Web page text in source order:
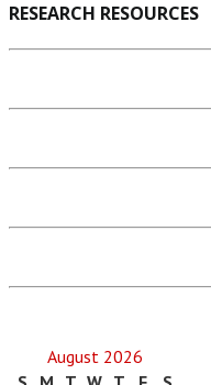
RESEARCH RESOURCES
August 2026